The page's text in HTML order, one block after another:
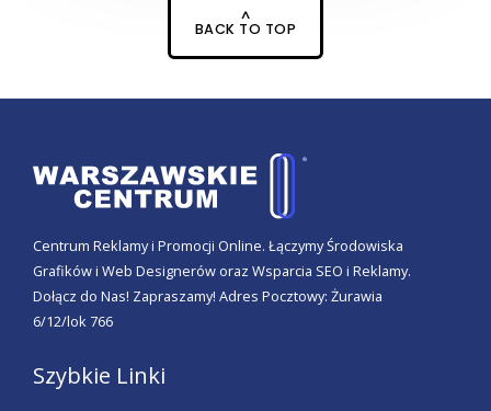
^
BACK TO TOP
Centrum Reklamy i Promocji Online. Łączymy Środowiska
Grafików i Web Designerów oraz Wsparcia SEO i Reklamy.
Dołącz do Nas! Zapraszamy! Adres Pocztowy: Żurawia
6/12/lok 766
Szybkie Linki